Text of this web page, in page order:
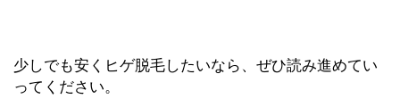
少しでも安くヒゲ脱毛したいなら、ぜひ読み進めてい
ってください。